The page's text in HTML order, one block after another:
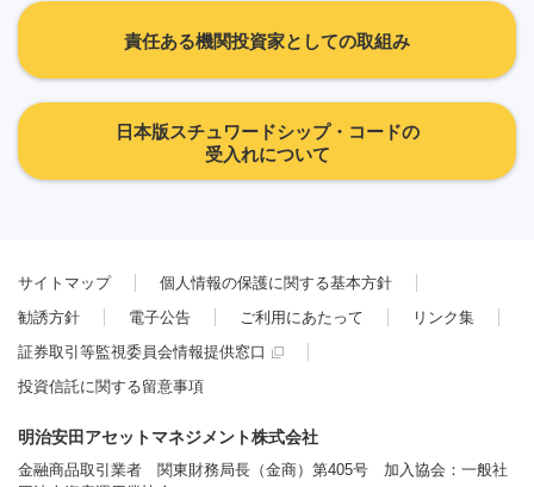
責任ある機関投資家としての取組み
日本版スチュワードシップ・コードの
受入れについて
サイトマップ
個人情報の保護に関する基本方針
勧誘方針
電子公告 ご利用にあたって
リンク集
証券取引等監視委員会情報提供窓口
投資信託に関する留意事項
明治安田アセットマネジメント株式会社
金融商品取引業者 関東財務局長（金商）第405号 加入協会：一般社